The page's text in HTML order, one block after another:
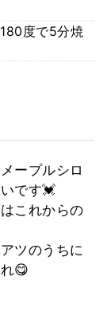
度で5分焼
ープルシロ
です💓
これからの
ツのうちに
😋